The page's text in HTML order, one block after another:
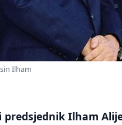
Ilham
predsjednik Ilham